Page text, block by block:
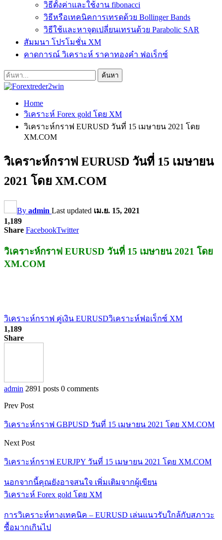
วิธีตั้งค่าและใช้งาน fibonacci
วิธีหรือเทคนิคการเทรดด้วย Bollinger Bands
วิธีใช้และหาจุดเปลี่ยนเทรนด้วย Parabolic SAR
สัมมนา โปรโมชั่น XM
คาดการณ์ วิเคราะห์ ราคาทองคำ ฟอเร็กซ์
Home
วิเคราะห์ Forex gold โดย XM
วิเคราะห์กราฟ EURUSD วันที่ 15 เมษายน 2021 โดย
XM.COM
วิเคราะห์กราฟ EURUSD วันที่ 15 เมษายน
2021 โดย XM.COM
By admin Last updated เม.ย. 15, 2021
1,189
Share FacebookTwitter
วิเคราะห์กราฟ EURUSD วันที่ 15 เมษายน 2021 โดย
XM.COM
วิเคราะห์กราฟ คู่เงิน EURUSDวิเคราะห์ฟอเร็กซ์ XM
1,189
Share
admin 2891 posts 0 comments
Prev Post
วิเคราะห์กราฟ GBPUSD วันที่ 15 เมษายน 2021 โดย XM.COM
Next Post
วิเคราะห์กราฟ EURJPY วันที่ 15 เมษายน 2021 โดย XM.COM
นอกจากนี้คุณยังอาจสนใจ เพิ่มเติมจากผู้เขียน
วิเคราะห์ Forex gold โดย XM
การวิเคราะห์ทางเทคนิค – EURUSD เล่นแนวรับใกล้กับสภาวะ
ซื้อมากเกินไป